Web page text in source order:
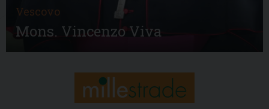
Vescovo
Mons. Vincenzo Viva